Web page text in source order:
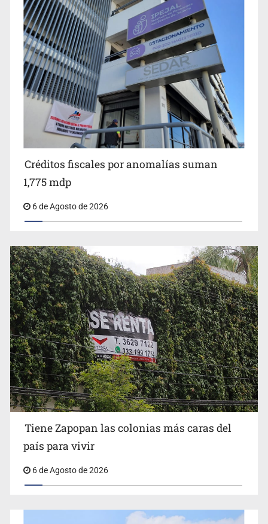
Jalisco plantará 250 mil árboles
Impulsan jornada informativa sobre epilepsia en Six
Flags
Créditos fiscales por anomalías suman
1,775 mdp
6 de Agosto de 2026
Tiene Zapopan las colonias más caras del
país para vivir
6 de Agosto de 2026